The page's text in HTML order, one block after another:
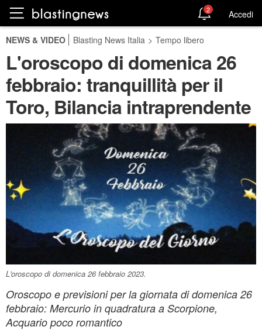
2 Accedi
NEWS & VIDEO Blasting News Italia > Tempo libero
L'oroscopo di domenica 26
febbraio: tranquillità per il
Toro, Bilancia intraprendente
L'oroscopo di domenica 26 febbraio 2023.
Oroscopo e previsioni per la giornata di domenica 26
febbraio: Mercurio in quadratura a Scorpione,
Acquario poco romantico